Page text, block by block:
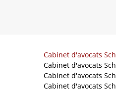
Cabinet d'avocats
Cabinet d'avocats
Cabinet d'avocats
Cabinet d'avocats